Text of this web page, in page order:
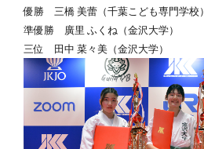
優勝 三橋 美蕾（千葉こども専門学校）
準優勝 廣里 ふくね（金沢大学）
三位 田中 菜々美（金沢大学）